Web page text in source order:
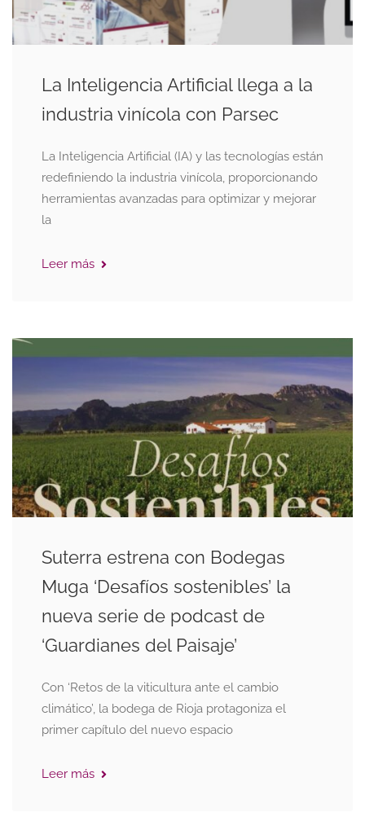
La Inteligencia Artificial llega a la
industria vinícola con Parsec
La Inteligencia Artificial (IA) y las tecnologías están
redefiniendo la industria vinícola, proporcionando
herramientas avanzadas para optimizar y mejorar
la
Leer más
Suterra estrena con Bodegas
Muga ‘Desafíos sostenibles’ la
nueva serie de podcast de
‘Guardianes del Paisaje’
Con ‘Retos de la viticultura ante el cambio
climático’, la bodega de Rioja protagoniza el
primer capítulo del nuevo espacio
Leer más